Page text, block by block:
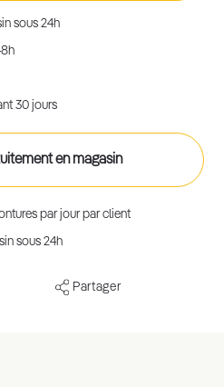
Partager
sous 24h
30 jours
en magasin
par jour par client
sous 24h